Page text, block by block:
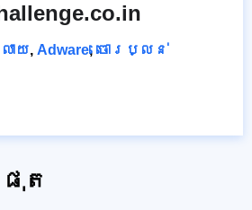
ាយ, Adware, ចោរប្លន់
ផុត